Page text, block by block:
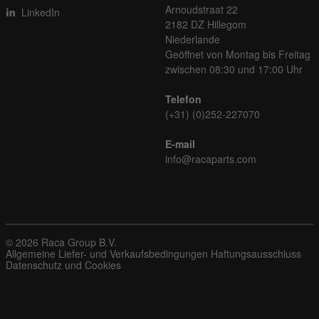
LinkedIn
Arnoudstraat 22
2182 DZ Hillegom
Niederlande
Geöffnet von Montag bis Freitag
zwischen 08:30 und 17:00 Uhr
Telefon
(+31) (0)252-227070
E-mail
info@racaparts.com
© 2026 Raca Group B.V.
Allgemeine Liefer- und Verkaufsbedingungen Haftungsausschluss
Datenschutz und Cookies